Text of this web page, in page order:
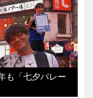
も「七夕パレー